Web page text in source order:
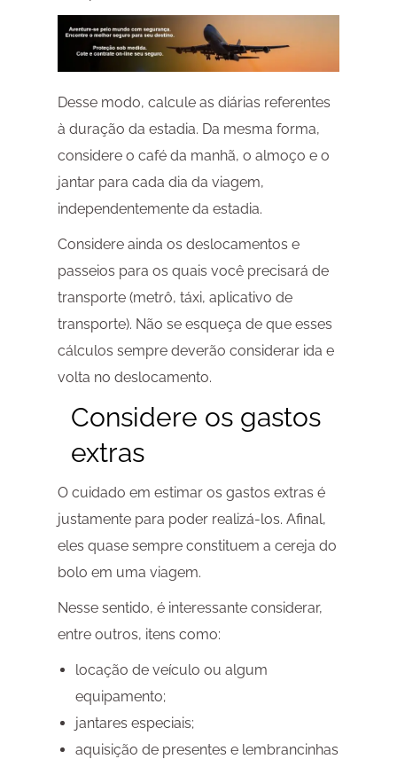
Desse modo, calcule as diárias referentes
à duração da estadia. Da mesma forma,
considere o café da manhã, o almoço e o
jantar para cada dia da viagem,
independentemente da estadia.
Considere ainda os deslocamentos e
passeios para os quais você precisará de
transporte (metrô, táxi, aplicativo de
transporte). Não se esqueça de que esses
cálculos sempre deverão considerar ida e
volta no deslocamento.
Considere os gastos
extras
O cuidado em estimar os gastos extras é
justamente para poder realizá-los. Afinal,
eles quase sempre constituem a cereja do
bolo em uma viagem.
Nesse sentido, é interessante considerar,
entre outros, itens como:
locação de veículo ou algum
equipamento;
jantares especiais;
aquisição de presentes e lembrancinhas